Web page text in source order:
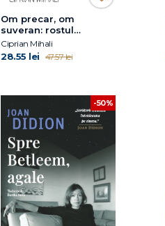
Om precar, om
suveran: rostul
filosofiei în societatea
digitală
Ciprian Mihali
28.55 lei 47.57 lei
-50%